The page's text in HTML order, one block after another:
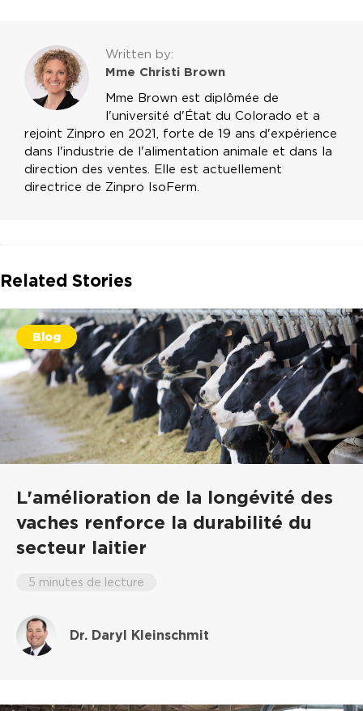
Written by:
Mme Christi Brown
Mme Brown est diplômée de
l'université d'État du Colorado et a
rejoint Zinpro en 2021, forte de 19 ans d'expérience
dans l'industrie de l'alimentation animale et dans la
direction des ventes. Elle est actuellement
directrice de Zinpro IsoFerm.
Related Stories
Blog
L'amélioration de la longévité des
vaches renforce la durabilité du
secteur laitier
5 minutes de lecture
Dr. Daryl Kleinschmit